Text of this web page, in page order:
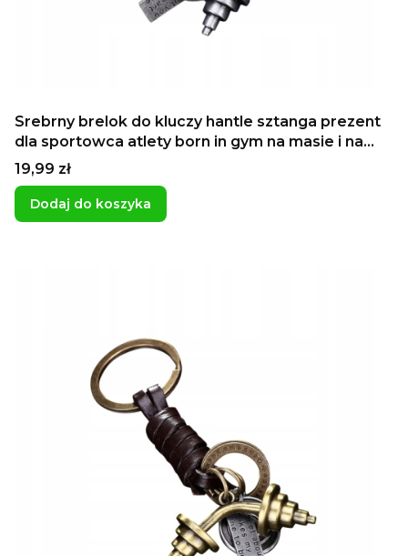
Srebrny brelok do kluczy hantle sztanga prezent
dla sportowca atlety born in gym na masie i na
redukcji
Cena
19,99 zł
Dodaj do koszyka